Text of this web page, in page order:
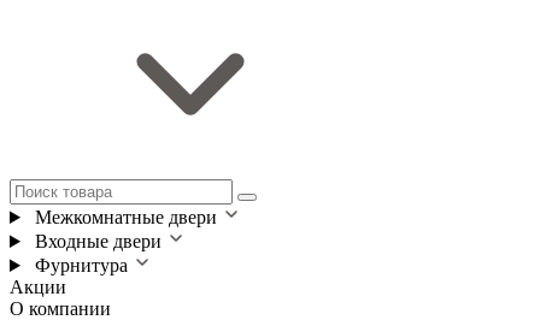
Межкомнатные двери
Входные двери
Фурнитура
Акции
О компании